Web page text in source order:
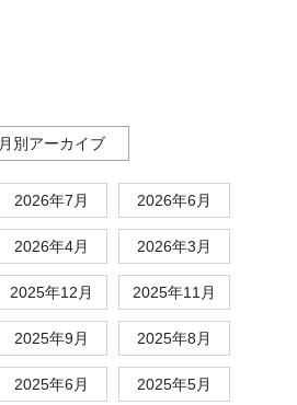
月別アーカイブ
2026年7月 2026年6月
2026年4月 2026年3月
2025年12月 2025年11月
2025年9月 2025年8月
2025年6月 2025年5月